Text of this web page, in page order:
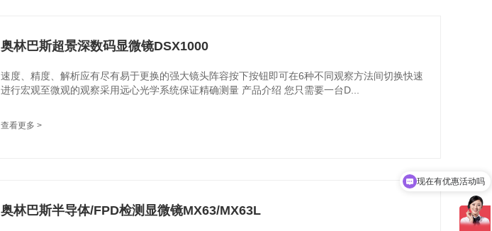
奥林巴斯超景深数码显微镜DSX1000
速度、精度、解析应有尽有易于更换的强大镜头阵容按下按钮即可在6种不同观察方法间切换快速
进行宏观至微观的观察采用远心光学系统保证精确测量 产品介绍 您只需要一台D...
查看更多 >
奥林巴斯半导体/FPD检测显微镜MX63/MX63L
现在有优惠活动吗